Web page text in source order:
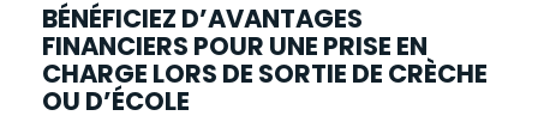
BÉNÉFICIEZ D’AVANTAGES
FINANCIERS POUR UNE PRISE EN
CHARGE LORS DE SORTIE DE CRÈCHE
OU D’ÉCOLE